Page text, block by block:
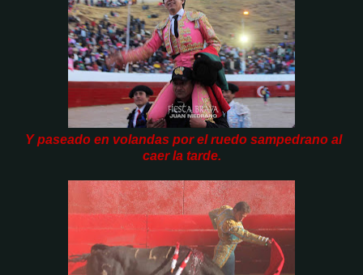
Y paseado en volandas por el ruedo sampedrano al
caer la tarde.